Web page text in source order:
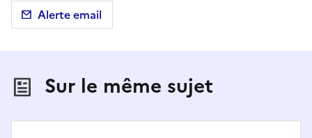
Alerte email
Sur le même sujet